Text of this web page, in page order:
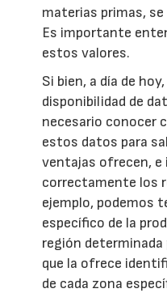
materias primas,
Es importante
estos valores.
Si bien, a día de
disponibilidad de
necesario conocer
estos datos para
ventajas ofrecen,
correctamente los
ejemplo, podemos
específico de la
región determinada
que la ofrece
de cada zona